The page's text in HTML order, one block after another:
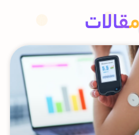
روش کتونیا، آشنایی با خدمات مختلف پلتفرم،
با پزشکان کتونیا،
به‌صورت ۲۴ ساعته و در
با پشتیبان هوشمند
مقالات